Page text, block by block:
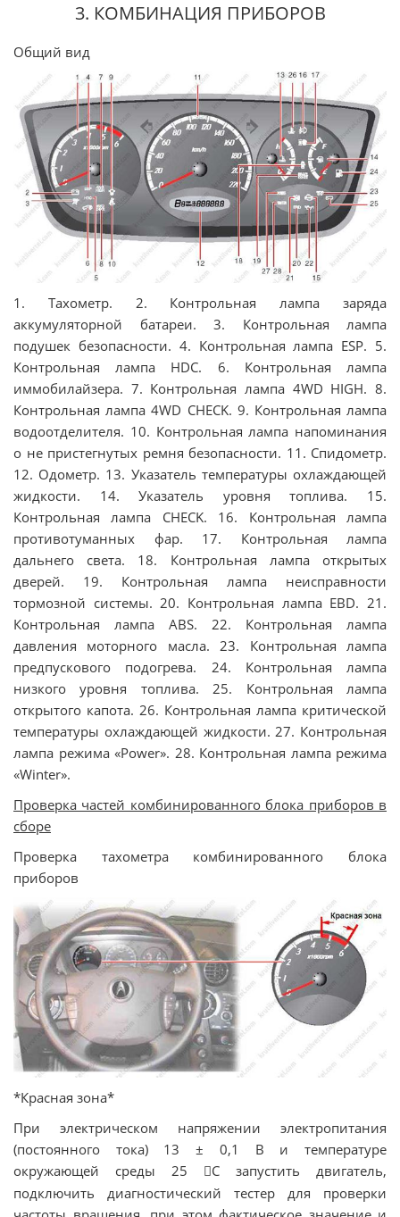
3. КОМБИНАЦИЯ ПРИБОРОВ
Общий вид
1. Тахометр. 2. Контрольная лампа заряда
аккумуляторной батареи. 3. Контрольная лампа
подушек безопасности. 4. Контрольная лампа ESP. 5.
Контрольная лампа HDC. 6. Контрольная лампа
иммобилайзера. 7. Контрольная лампа 4WD HIGH. 8.
Контрольная лампа 4WD CHECK. 9. Контрольная лампа
водоотделителя. 10. Контрольная лампа напоминания
о не пристегнутых ремня безопасности. 11. Спидометр.
12. Одометр. 13. Указатель температуры охлаждающей
жидкости. 14. Указатель уровня топлива. 15.
Контрольная лампа CHECK. 16. Контрольная лампа
противотуманных фар. 17. Контрольная лампа
дальнего света. 18. Контрольная лампа открытых
дверей. 19. Контрольная лампа неисправности
тормозной системы. 20. Контрольная лампа EBD. 21.
Контрольная лампа ABS. 22. Контрольная лампа
давления моторного масла. 23. Контрольная лампа
предпускового подогрева. 24. Контрольная лампа
низкого уровня топлива. 25. Контрольная лампа
открытого капота. 26. Контрольная лампа критической
температуры охлаждающей жидкости. 27. Контрольная
лампа режима «Power». 28. Контрольная лампа режима
«Winter».
Проверка частей комбинированного блока приборов в
сборе
Проверка тахометра комбинированного блока
приборов
*Красная зона*
При электрическом напряжении электропитания
(постоянного тока) 13 ± 0,1 В и температуре
окружающей среды 25
C запустить двигатель,
подключить диагностический тестер для проверки